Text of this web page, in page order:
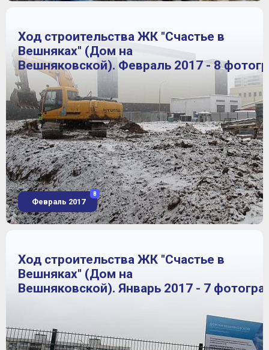
Ход строительства ЖК "Счастье в
Вешняках" (Дом на
Вешняковской). Февраль 2017 - 8
Февраль 2017
8
Ход строительства ЖК "Счастье в
Вешняках" (Дом на
Вешняковской). Январь 2017 - 7